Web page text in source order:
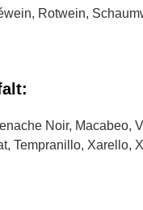
Rotwein,
Noir, Macabeo,
Tempranillo, Xarello,